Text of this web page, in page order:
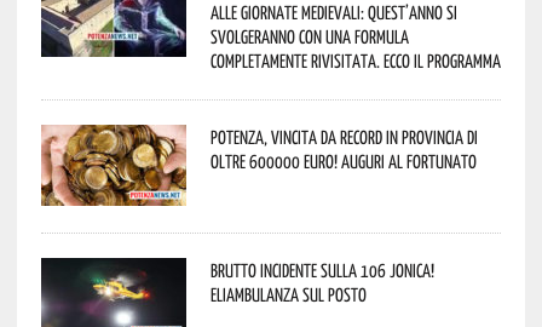
alle Giornate Medievali: quest’anno si
svolgeranno con una formula
completamente rivisitata. Ecco il programma
Potenza, vincita da record in provincia di
oltre 600000 euro! Auguri al fortunato
Brutto incidente sulla 106 Jonica!
Eliambulanza sul posto